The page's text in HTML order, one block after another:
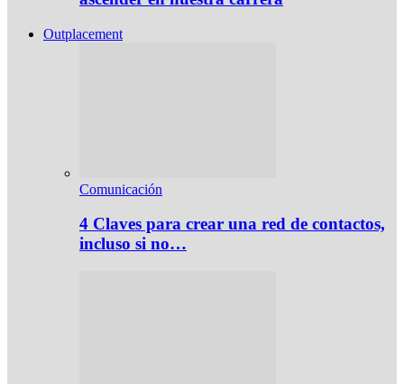
Outplacement
Comunicación
4 Claves para crear una red de contactos,
incluso si no…